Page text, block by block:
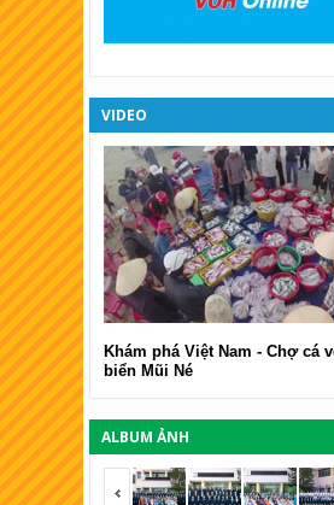
XSKT Đà Lạt
VIDEO
Khám phá Việt Nam - Chợ cá
biển Mũi Né
ALBUM ẢNH
<span></span>